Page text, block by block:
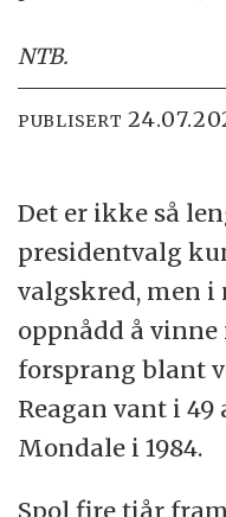
NTB.
PUBLISERT
Det er ikke så
presidentvalg
valgskred, men i
oppnådd å
forsprang blant
Reagan vant i
Mondale i 1984.
Spol fire tiår